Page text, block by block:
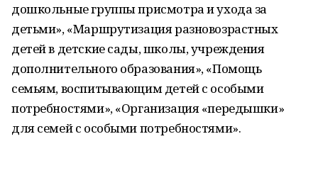
дошкольные группы присмотра и ухода за
детьми», «Маршрутизация разновозрастных
детей в детские сады, школы, учреждения
дополнительного образования», «Помощь
семьям, воспитывающим детей с особыми
потребностями», «Организация «передышки»
для семей с особыми потребностями».